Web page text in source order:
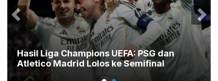
Hasil Liga Champions UEFA: PSG dan
Atletico Madrid Lolos ke Semifinal